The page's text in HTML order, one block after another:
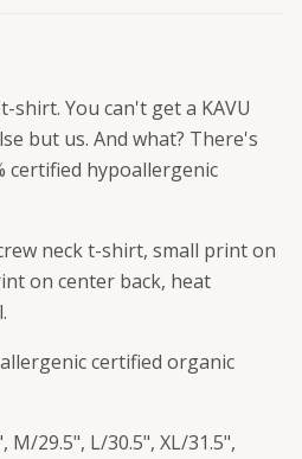
shirt. You can't get a KAVU
but us. And what? There's
certified hypoallergenic
neck t-shirt, small print on
on center back, heat
certified organic
M/29.5", L/30.5", XL/31.5",